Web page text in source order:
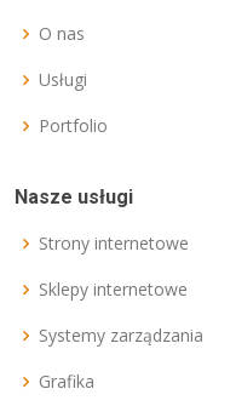
O nas
Usługi
Portfolio
Nasze usługi
Strony internetowe
Sklepy internetowe
Systemy zarządzania
Grafika